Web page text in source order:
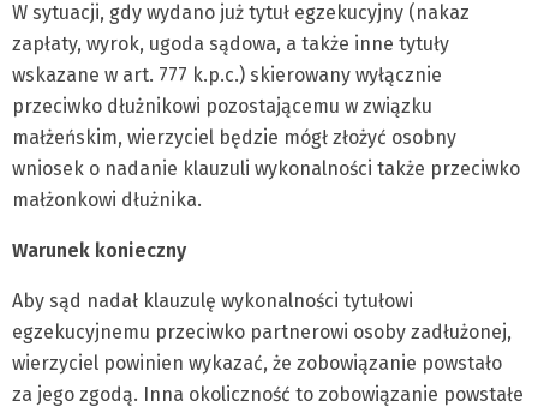
W sytuacji, gdy wydano już tytuł egzekucyjny (nakaz
zapłaty, wyrok, ugoda sądowa, a także inne tytuły
wskazane w art. 777 k.p.c.) skierowany wyłącznie
przeciwko dłużnikowi pozostającemu w związku
małżeńskim, wierzyciel będzie mógł złożyć osobny
wniosek o nadanie klauzuli wykonalności także przeciwko
małżonkowi dłużnika.
Warunek konieczny
Aby sąd nadał klauzulę wykonalności tytułowi
egzekucyjnemu przeciwko partnerowi osoby zadłużonej,
wierzyciel powinien wykazać, że zobowiązanie powstało
za jego zgodą. Inna okoliczność to zobowiązanie powstałe